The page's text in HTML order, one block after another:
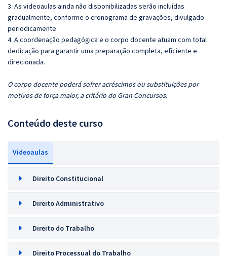
3. As videoaulas ainda não disponibilizadas serão incluídas
gradualmente, conforme o cronograma de gravações, divulgado
periodicamente.
4. A coordenação pedagógica e o corpo docente atuam com total
dedicação para garantir uma preparação completa, eficiente e
direcionada.
O corpo docente poderá sofrer acréscimos ou substituições por
motivos de força maior, a critério do Gran Concursos.
Conteúdo deste curso
Videoaulas
Direito Constitucional
Direito Administrativo
Direito do Trabalho
Direito Processual do Trabalho